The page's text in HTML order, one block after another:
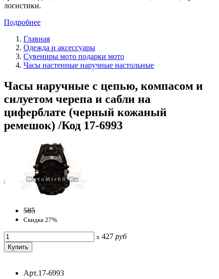
логистики.
Подробнее
Главная
Одежда и аксессуары
Сувениры мото подарки мото
Часы настенные наручные настольные
Часы наручные с цепью, компасом и
силуетом черепа и сабли на
циферблате (черный кожаный
ремешок) /Код 17-6993
585
Скидка 27%
x 427 руб
Арт.17-6993